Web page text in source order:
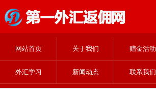
网站首页 关于我们 赠金活动
外汇学习 新闻动态 联系我们